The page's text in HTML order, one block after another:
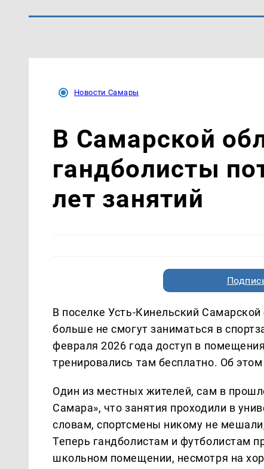
Новости Самары
В Самарской
гандболисты
лет занятий
В поселке Усть-Кинельский
больше не смогут заниматься в
февраля 2026 года доступ в
тренировались там бесплатно. Об
Один из местных жителей, сам в
Самара», что занятия проходили в
словам, спортсмены никому не
Теперь гандболистам и футболистам
школьном помещении, несмотря на